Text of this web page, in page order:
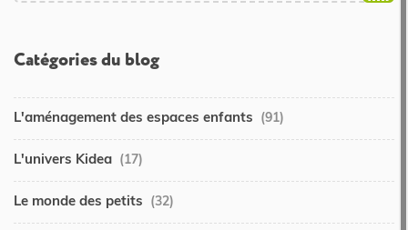
Catégories du blog
L'aménagement des espaces enfants (91)
L'univers Kidea (17)
Le monde des petits (32)